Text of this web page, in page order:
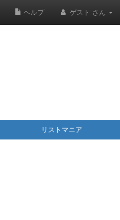
ヘルプ ゲスト さん
リストマニア